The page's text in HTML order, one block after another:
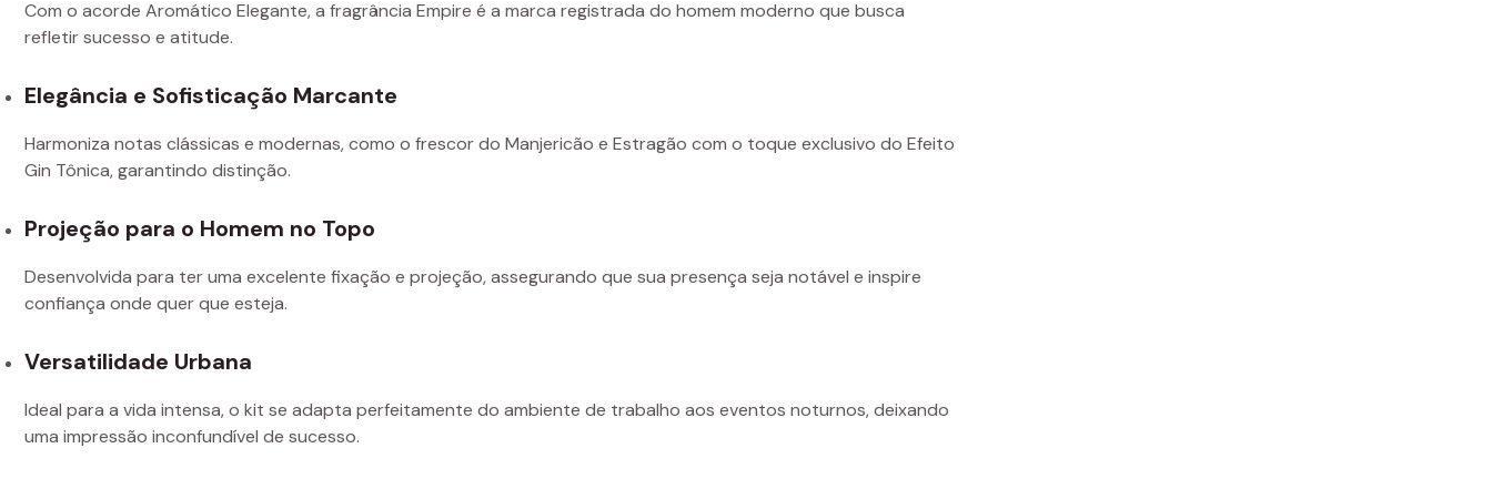
Com o acorde Aromático Elegante, a fragrância Empire é a marca registrada do homem moderno que busca
refletir sucesso e atitude.
Elegância e Sofisticação Marcante
Harmoniza notas clássicas e modernas, como o frescor do Manjericão e Estragão com o toque exclusivo do Efeito
Gin Tônica, garantindo distinção.
Projeção para o Homem no Topo
Desenvolvida para ter uma excelente fixação e projeção, assegurando que sua presença seja notável e inspire
confiança onde quer que esteja.
Versatilidade Urbana
Ideal para a vida intensa, o kit se adapta perfeitamente do ambiente de trabalho aos eventos noturnos, deixando
uma impressão inconfundível de sucesso.